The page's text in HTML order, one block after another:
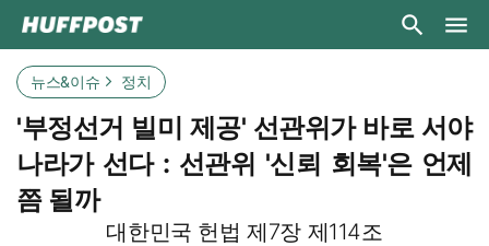
뉴스&이슈 정치
'부정선거 빌미 제공' 선관위가 바로 서야
나라가 선다 : 선관위 '신뢰 회복'은 언제
쯤 될까
대한민국 헌법 제7장 제114조